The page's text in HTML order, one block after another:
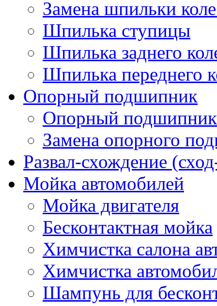
Замена шпильки
Шпилька ступицы
Шпилька заднего
Шпилька переднего
Опорный подшипник
Опорный подшипник
Замена опорного
Развал-схождение
Мойка автомобилей
Мойка двигателя
Бесконтактная мойка
Химчистка салона
Химчистка
Шампунь для